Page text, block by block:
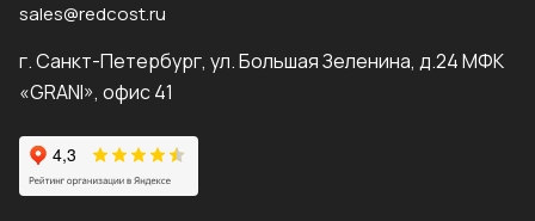
sales@redcost.ru
г. Санкт-Петербург, ул. Большая Зеленина, д.24 МФК
«GRANI», офис 41